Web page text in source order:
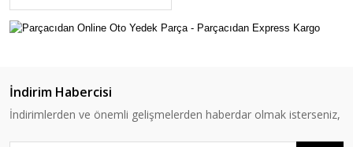
İndirim Habercisi
İndirimlerden ve önemli gelişmelerden haberdar olmak isterseniz,